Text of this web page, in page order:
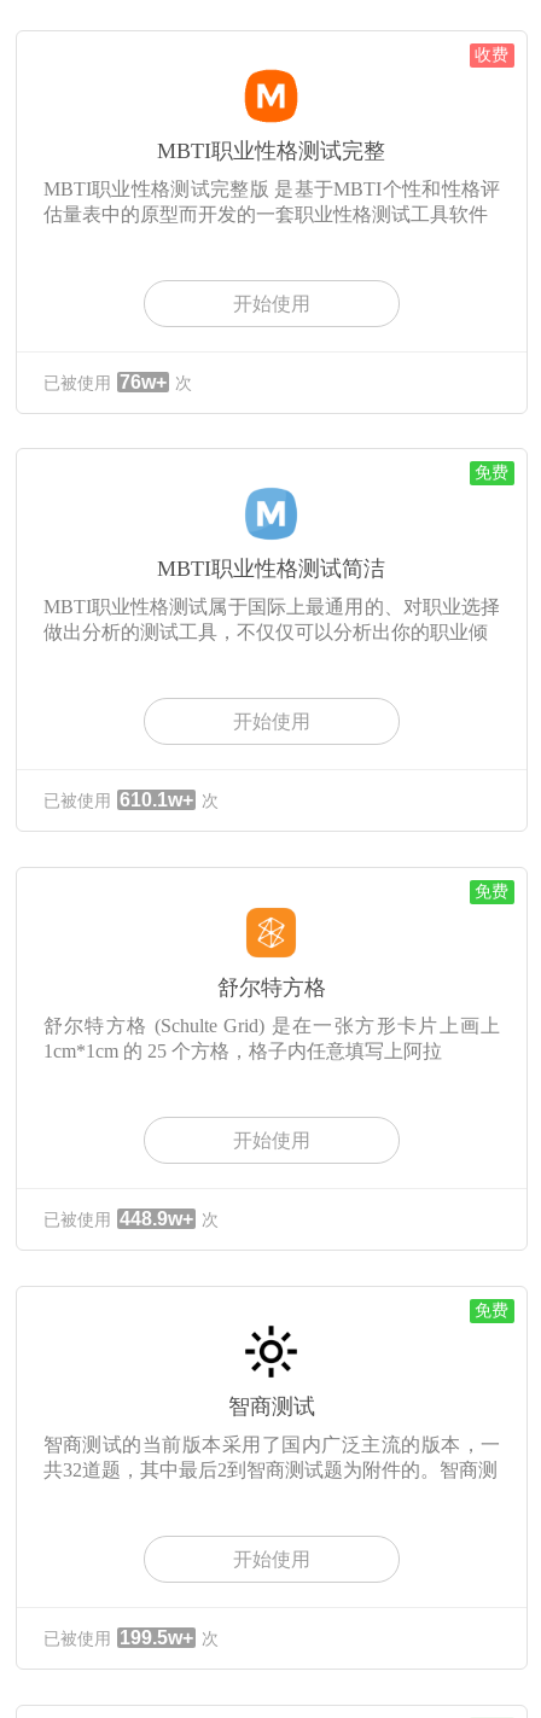
收费
MBTI职业性格测试完整
MBTI职业性格测试完整版 是基于MBTI个性和性格评
估量表中的原型而开发的一套职业性格测试工具软件
开始使用
已被使用 76w+ 次
免费
MBTI职业性格测试简洁
MBTI职业性格测试属于国际上最通用的、对职业选择
做出分析的测试工具，不仅仅可以分析出你的职业倾
开始使用
已被使用 610.1w+ 次
免费
舒尔特方格
舒尔特方格 (Schulte Grid) 是在一张方形卡片上画上
1cm*1cm 的 25 个方格，格子内任意填写上阿拉
开始使用
已被使用 448.9w+ 次
免费
智商测试
智商测试的当前版本采用了国内广泛主流的版本，一
共32道题，其中最后2到智商测试题为附件的。智商测
开始使用
已被使用 199.5w+ 次